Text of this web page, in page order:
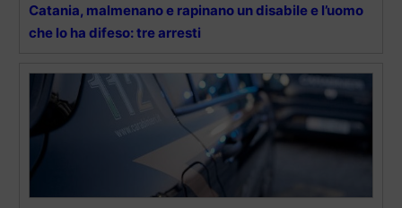
Catania, malmenano e rapinano un disabile e l’uomo
che lo ha difeso: tre arresti